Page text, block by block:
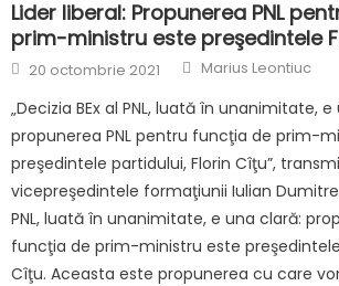
Lider liberal: Propunerea PNL
prim-ministru este preşedintele
Posted
on
20 octombrie 2021 Author
Marius Leontiuc
„Decizia BEx al PNL, luată în unanimitate,
propunerea PNL pentru funcţia de prim-
preşedintele partidului, Florin Cîţu”,
vicepreşedintele formaţiunii Iulian
PNL, luată în unanimitate, e una clară:
funcţia de prim-ministru este
Cîţu. Aceasta este propunerea cu care